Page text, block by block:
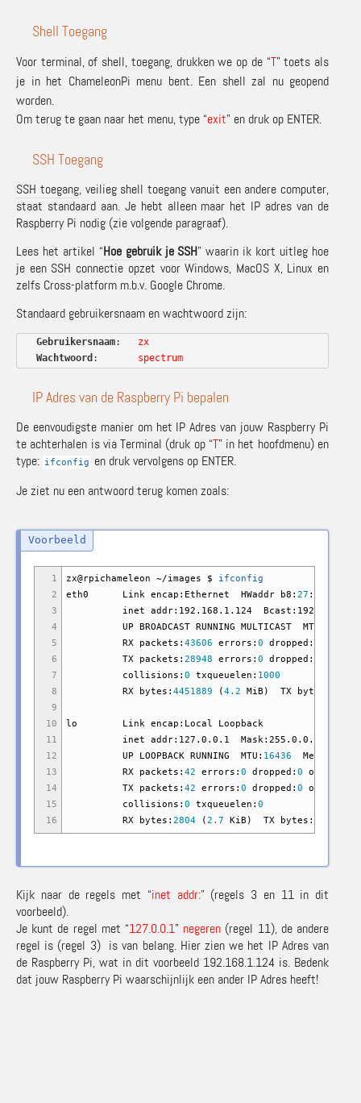
Shell Toegang
Voor terminal, of shell, toegang, drukken we op de “T” toets als
je in het ChameleonPi menu bent. Een shell zal nu geopend
worden.
Om terug te gaan naar het menu, type “exit” en druk op ENTER.
SSH Toegang
SSH toegang, veilieg shell toegang vanuit een andere computer,
staat standaard aan. Je hebt alleen maar het IP adres van de
Raspberry Pi nodig (zie volgende paragraaf).
Lees het artikel “Hoe gebruik je SSH” waarin ik kort uitleg hoe
je een SSH connectie opzet voor Windows, MacOS X, Linux en
zelfs Cross-platform m.b.v. Google Chrome.
Standaard gebruikersnaam en wachtwoord zijn:
Gebruikersnaam: zx
Wachtwoord : spectrum
IP Adres van de Raspberry Pi bepalen
De eenvoudigste manier om het IP Adres van jouw Raspberry Pi
te achterhalen is via Terminal (druk op “T” in het hoofdmenu) en
type: ifconfig
en druk vervolgens op ENTER.
Je ziet nu een antwoord terug komen zoals:
1
2
3
4
5
6
7
8
9
10
11
12
13
14
15
16
zx@rpichameleon ~/images $ ifconfig
eth0 Link encap:Ethernet HWaddr b8: 27 :eb:a8:
inet addr:192.168.1.124 Bcast:192.168.1.255
UP BROADCAST RUNNING MULTICAST MTU:
RX packets: 43606 errors: 0 dropped:
TX packets: 28948 errors: 0 dropped:
collisions: 0 txqueuelen: 1000
RX bytes: 4451889 (4.2 MiB ) TX bytes:
lo Link encap:Local Loopback
inet addr:127.0.0.1 Mask:255.0.0.0
UP LOOPBACK RUNNING MTU: 16436 Metric:
RX packets: 42 errors: 0 dropped: 0 overruns:
TX packets: 42 errors: 0 dropped: 0 overruns:
collisions: 0 txqueuelen: 0
RX bytes: 2804 (2.7 KiB ) TX bytes:
Kijk naar de regels met “inet addr:” (regels 3 en 11 in dit
voorbeeld).
Je kunt de regel met “127.0.0.1” negeren (regel 11), de andere
regel is (regel 3) is van belang. Hier zien we het IP Adres van
de Raspberry Pi, wat in dit voorbeeld 192.168.1.124 is. Bedenk
dat jouw Raspberry Pi waarschijnlijk een ander IP Adres heeft!